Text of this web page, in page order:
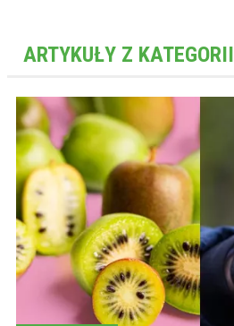
ARTYKUŁY Z KATEGORII